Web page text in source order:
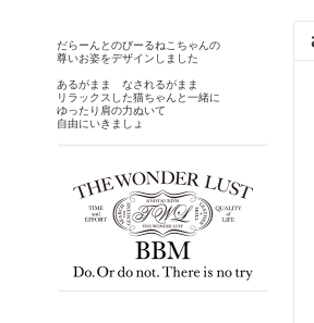
だらーんとのびーるねこちゃんの
尊いお姿をデザインしました
あるがまま なされるがまま
リラックスした猫ちゃんと一緒に
ゆったり肩の力ぬいて
自由にいきましょ